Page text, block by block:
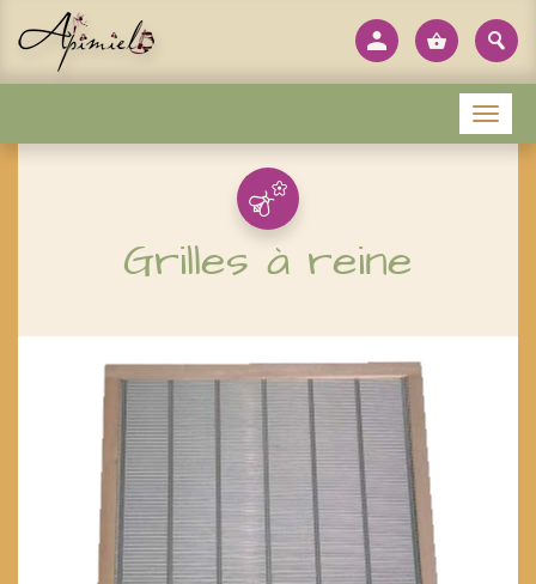
Grilles à reine
Menu
Panneau de gestion des cookies